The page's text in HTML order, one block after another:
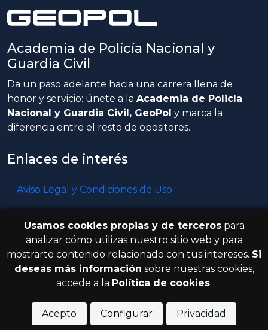
Academia de Policía Nacional y
Guardia Civil
Da un paso adelante hacia una carrera llena de
honor y servicio: únete a la Academia de Policía
Nacional y Guardia Civil, GeoPol y marca la
diferencia entre el resto de opositores.
Enlaces de interés
Aviso Legal y Condiciones de Uso
Política de cookies
Resolución de litigios en línea
reservados.
Usamos cookies propias y de tercerospara
analizar cómo utilizas nuestro sitio web y para
mostrarte contenido relacionado con tus intereses. Si
deseas más información sobre nuestras cookies,
accede a la Política de cookies.
Acepto Configurar Privacidad